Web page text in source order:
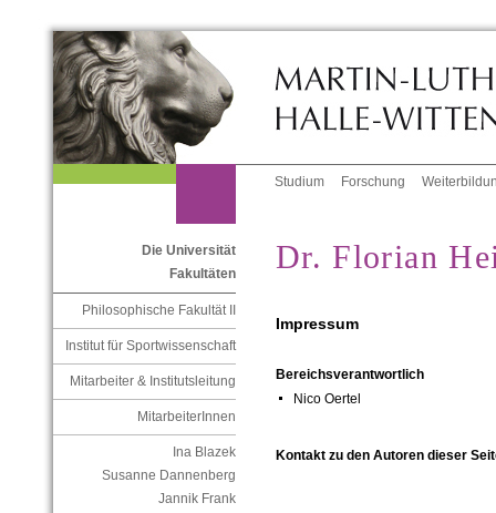
Studium Forschung
Die Universität
Fakultäten
Philosophische Fakultät II
Institut für Sportwissenschaft
Mitarbeiter & Institutsleitung
MitarbeiterInnen
Ina Blazek
Susanne Dannenberg
Jannik Frank
Dr. Florian
Impressum
Bereichsverantwortlich
Nico Oertel
Kontakt zu den Autoren dieser